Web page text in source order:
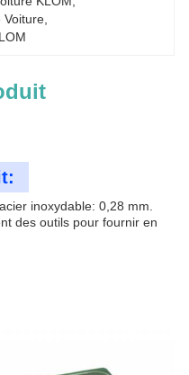
Voiture
inoxydable: 0,28 mm.
des outils pour fournir en